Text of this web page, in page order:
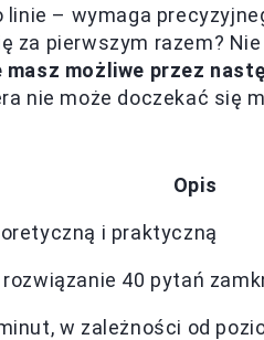
– wymaga
za pierwszym razem?
możliwe przez
nie może doczekać się
Opis
i praktyczną
40 pytań
w zależności od